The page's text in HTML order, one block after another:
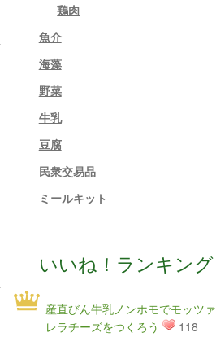
鶏肉
魚介
海藻
野菜
牛乳
豆腐
民衆交易品
ミールキット
いいね！ランキング
産直びん牛乳ノンホモでモッツァ
レラチーズをつくろう
118